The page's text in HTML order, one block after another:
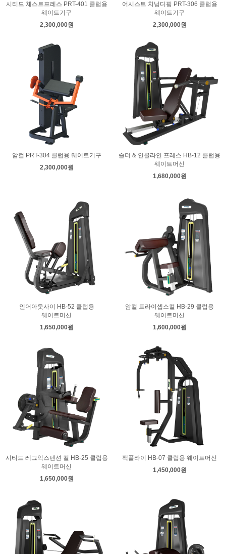
시티드 체스트프레스 PRT-401 클럽용
웨이트기구
2,300,000원
어시스트 치닝디핑 PRT-306 클럽용
웨이트기구
2,300,000원
암컬 PRT-304 클럽용 웨이트기구
2,300,000원
숄더 & 인클라인 프레스 HB-12 클럽용
웨이트머신
1,680,000원
인어아웃사이 HB-52 클럽용
웨이트머신
1,650,000원
암컬 트라이셉스컬 HB-29 클럽용
웨이트머신
1,600,000원
시티드 레그익스텐션 컬 HB-25 클럽용
웨이트머신
1,650,000원
팩플라이 HB-07 클럽용 웨이트머신
1,450,000원